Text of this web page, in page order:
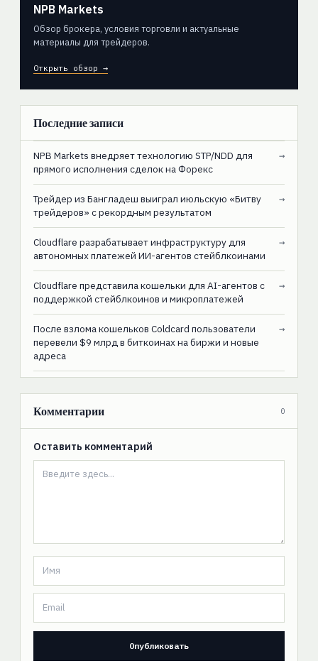
NPB Markets
Обзор брокера, условия торговли и актуальные
материалы для трейдеров.
Открыть обзор →
Последние записи
NPB Markets внедряет технологию STP/NDD для
прямого исполнения сделок на Форекс
→
Трейдер из Бангладеш выиграл июльскую «Битву
трейдеров» с рекордным результатом
→
Cloudflare разрабатывает инфраструктуру для
автономных платежей ИИ-агентов стейблкоинами
→
Cloudflare представила кошельки для AI-агентов с
поддержкой стейблкоинов и микроплатежей
→
После взлома кошельков Coldcard пользователи
перевели $9 млрд в биткоинах на биржи и новые
адреса
→
Комментарии 0
Оставить комментарий